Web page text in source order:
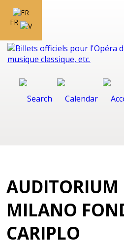
FR
AUDITORIUM
MILANO
CARIPLO